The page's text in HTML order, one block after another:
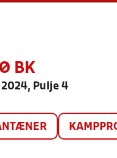
BK
2024, Pulje 4